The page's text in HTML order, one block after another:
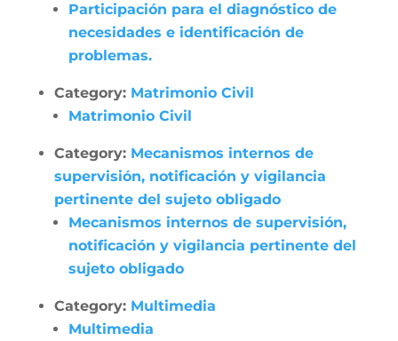
Participación para el diagnóstico de
necesidades e identificación de
problemas.
Category: Matrimonio Civil
Matrimonio Civil
Category: Mecanismos internos de
supervisión, notificación y vigilancia
pertinente del sujeto obligado
Mecanismos internos de supervisión,
notificación y vigilancia pertinente del
sujeto obligado
Category: Multimedia
Multimedia